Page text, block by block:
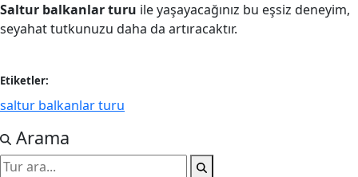
Saltur balkanlar turu ile yaşayacağınız bu eşsiz deneyim,
seyahat tutkunuzu daha da artıracaktır.
Etiketler:
saltur balkanlar turu
Arama